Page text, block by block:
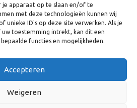
apparaat op te slaan en/of te
met deze technologieën kunnen wij
unieke ID's op deze site verwerken. Als je
toestemming intrekt, kan dit een
functies en mogelijkheden.
Accepteren
Weigeren